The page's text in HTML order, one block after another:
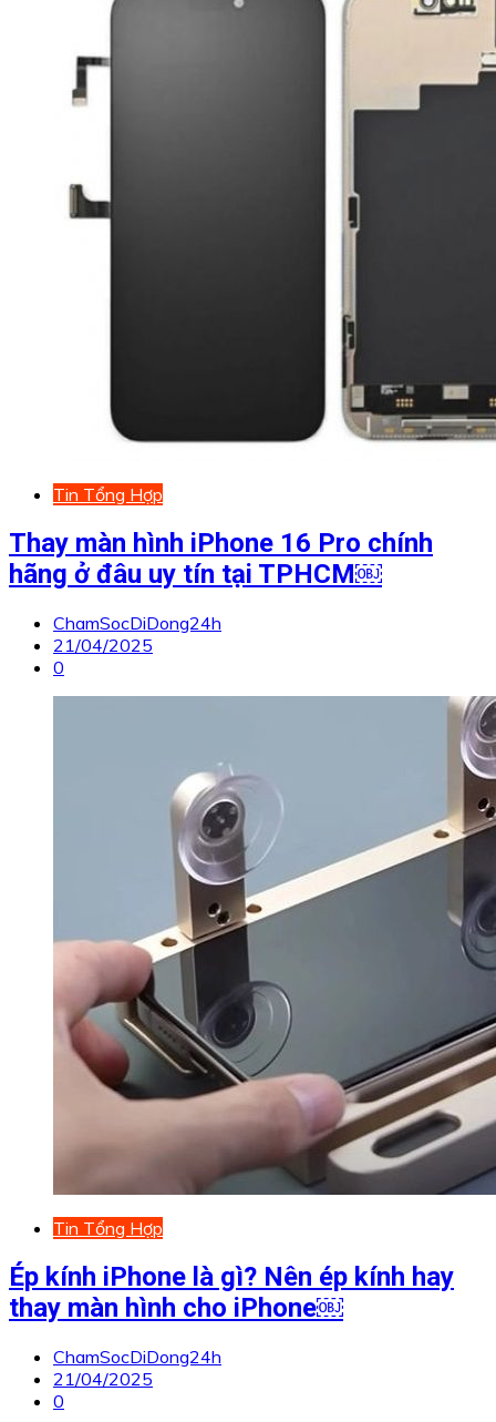
Tin Tổng Hợp
Thay màn hình iPhone 16 Pro chính
hãng ở đâu uy tín tại TPHCM￼
ChamSocDiDong24h
21/04/2025
0
Tin Tổng Hợp
Ép kính iPhone là gì? Nên ép kính hay
thay màn hình cho iPhone￼
ChamSocDiDong24h
21/04/2025
0